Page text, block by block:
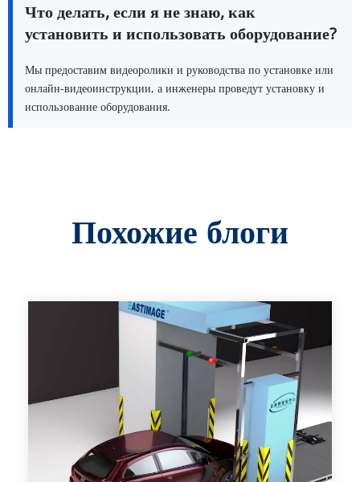
Что делать, если я не знаю, как
установить и использовать оборудование?
Мы предоставим видеоролики и руководства по установке или
онлайн-видеоинструкции, а инженеры проведут установку и
использование оборудования.
Похожие блоги